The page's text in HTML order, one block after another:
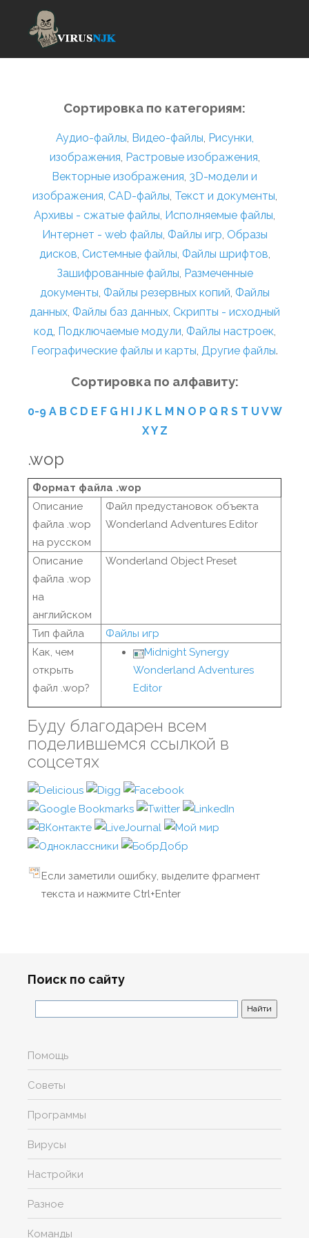
Сортировка по категориям:
Аудио-файлы, Видео-файлы, Рисунки,
изображения, Растровые изображения,
Векторные изображения, 3D-модели и
изображения, CAD-файлы, Текст и документы,
Архивы - сжатые файлы, Исполняемые файлы,
Интернет - web файлы, Файлы игр, Образы
дисков, Системные файлы, Файлы шрифтов,
Зашифрованные файлы, Размеченные
документы, Файлы резервных копий, Файлы
данных, Файлы баз данных, Скрипты - исходный
код, Подключаемые модули, Файлы настроек,
Географические файлы и карты, Другие файлы.
Сортировка по алфавиту:
0-9 A B C D E F G H I J K L M N O P Q R S T U VW
XY Z
.wop
Формат файла .wop
Описание
файла .wop
на русском
Файл предустановок объекта
Wonderland Adventures Editor
Описание
файла .wop
на
английском
Wonderland Object Preset
Тип файла
Файлы игр
Как, чем
открыть
файл .wop?
Midnight Synergy
Wonderland Adventures
Editor
Буду благодарен всем
поделившемся ссылкой в
соцсетях
Если заметили ошибку, выделите фрагмент
текста и нажмите Ctrl+Enter
Поиск по сайту
Помощь
Советы
Программы
Вирусы
Настройки
Разное
Команды